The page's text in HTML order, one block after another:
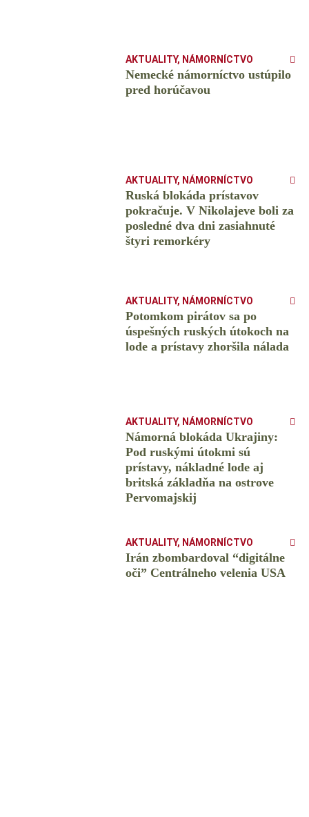
AKTUALITY, NÁMORNÍCTVO
Nemecké námorníctvo ustúpilo
pred horúčavou
AKTUALITY, NÁMORNÍCTVO
Ruská blokáda prístavov
pokračuje. V Nikolajeve boli za
posledné dva dni zasiahnuté
štyri remorkéry
AKTUALITY, NÁMORNÍCTVO
Potomkom pirátov sa po
úspešných ruských útokoch na
lode a prístavy zhoršila nálada
AKTUALITY, NÁMORNÍCTVO
Námorná blokáda Ukrajiny:
Pod ruskými útokmi sú
prístavy, nákladné lode aj
britská základňa na ostrove
Pervomajskij
AKTUALITY, NÁMORNÍCTVO
Irán zbombardoval “digitálne
oči” Centrálneho velenia USA